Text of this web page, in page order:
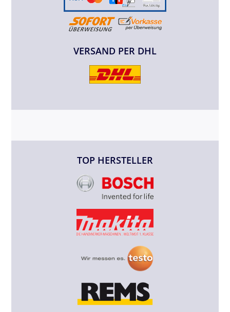
VERSAND PER DHL
TOP HERSTELLER